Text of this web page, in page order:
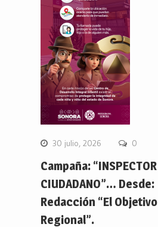
30 julio, 2026 0
Campaña: “INSPECTOR
CIUDADANO”… Desde:
Redacción “El Objetivo
Regional”.